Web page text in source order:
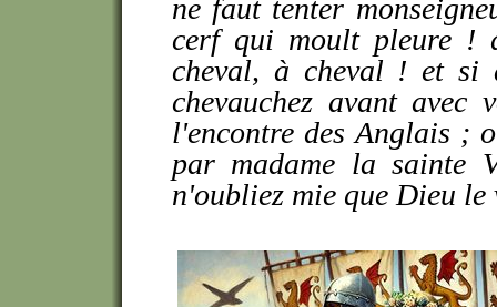
ne faut tenter
cerf qui moult pleure !
cheval, à cheval ! et si
chevauchez avant avec
l'encontre des Anglais ;
par madame la sainte
n'oubliez mie que Dieu le